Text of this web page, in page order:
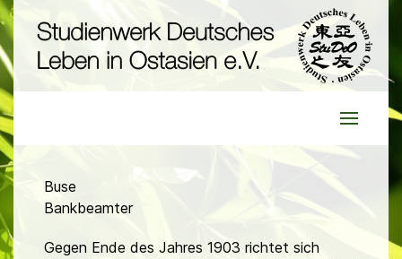
Buse
Bankbeamter
Gegen Ende des Jahres 1903 richtet sich